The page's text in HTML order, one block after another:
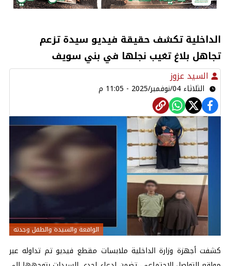
الداخلية تكشف حقيقة فيديو سيدة تزعم
تجاهل بلاغ تغيب نجلها في بني سويف
السيد عزوز
الثلاثاء 04/نوفمبر/2025 - 11:05 م
الواقعة والسيدة والطفل وجدته
كشفت أجهزة وزارة الداخلية ملابسات مقطع فيديو تم تداوله عبر